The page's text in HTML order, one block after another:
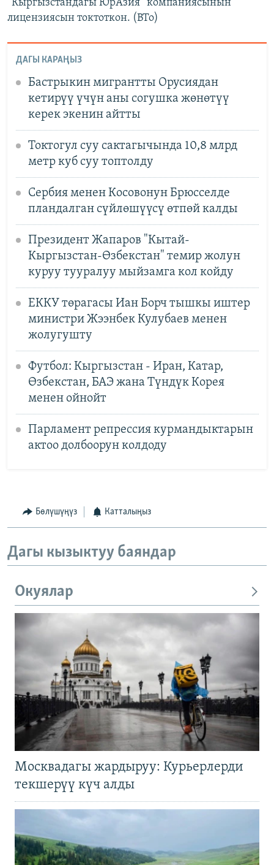
“Кыргызстандагы ЮрАзия” компаниясынын
лицензиясын токтоткон. (BTo)
ДАГЫ КАРАҢЫЗ
Бастрыкин мигрантты Орусиядан
кетирүү үчүн аны согушка жөнөтүү
керек экенин айтты
Токтогул суу сактагычында 10,8 млрд
метр куб суу топтолду
Сербия менен Косовонун Брюсселде
пландалган сүйлөшүүсү өтпөй калды
Президент Жапаров "Кытай-
Кыргызстан-Өзбекстан" темир жолун
куруу тууралуу мыйзамга кол койду
ЕККУ төрагасы Иан Борч тышкы иштер
министри Жээнбек Кулубаев менен
жолугушту
Футбол: Кыргызстан - Иран, Катар,
Өзбекстан, БАЭ жана Түндүк Корея
менен ойнойт
Парламент репрессия курмандыктарын
актоо долбоорун колдоду
Бөлүшүңүз Катталыңыз
Дагы кызыктуу баяндар
Окуялар
Москвадагы жардыруу: Курьерлерди
текшерүү күч алды